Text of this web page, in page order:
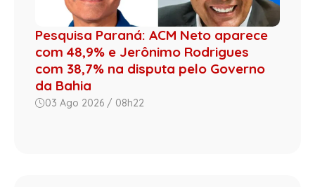
Pesquisa Paraná: ACM Neto aparece
com 48,9% e Jerônimo Rodrigues
com 38,7% na disputa pelo Governo
da Bahia
03 Ago 2026 / 08h22